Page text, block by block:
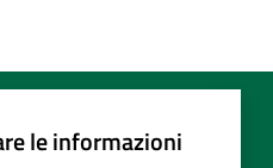
le informazioni